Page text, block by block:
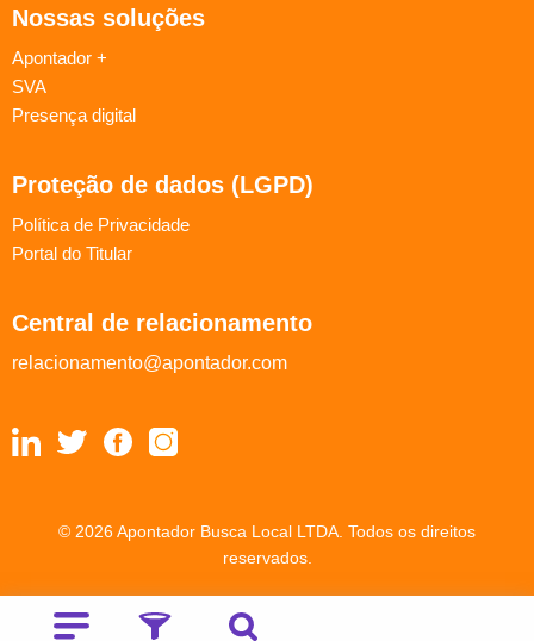
Nossas soluções
Apontador +
SVA
Presença digital
Proteção de dados (LGPD)
Política de Privacidade
Portal do Titular
Central de relacionamento
relacionamento@apontador.com
© 2026 Apontador Busca Local LTDA. Todos os direitos
reservados.